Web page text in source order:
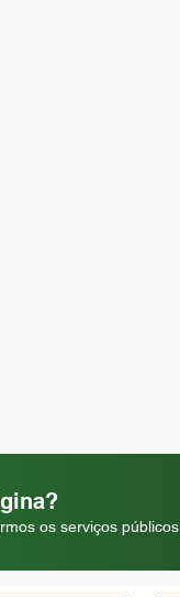
os serviços públicos